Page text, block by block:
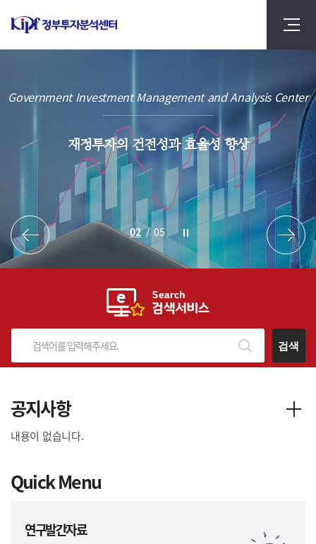
2 / 5
Government Investment Management and Analysis Center
재정투자의 건전성과 효율성 향상
검색
공지사항
내용이 없습니다.
Quick Menu
연구발간자료